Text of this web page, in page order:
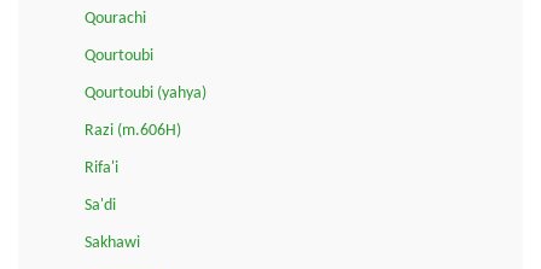
Qourachi
Qourtoubi
Qourtoubi (yahya)
Razi (m.606H)
Rifa'i
Sa'di
Sakhawi